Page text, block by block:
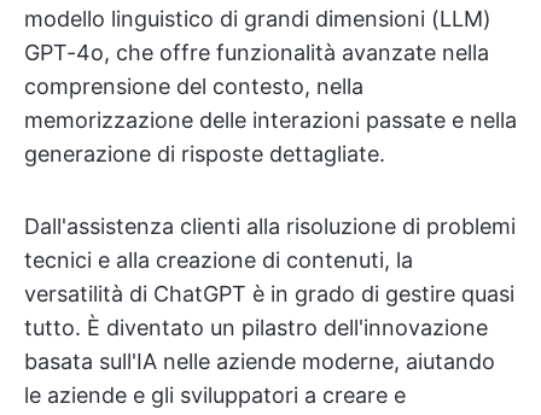
modello linguistico di grandi dimensioni (LLM)
GPT-4o, che offre funzionalità avanzate nella
comprensione del contesto, nella
memorizzazione delle interazioni passate e nella
generazione di risposte dettagliate.
Dall'assistenza clienti alla risoluzione di problemi
tecnici e alla creazione di contenuti, la
versatilità di ChatGPT è in grado di gestire quasi
tutto. È diventato un pilastro dell'innovazione
basata sull'IA nelle aziende moderne, aiutando
le aziende e gli sviluppatori a creare e